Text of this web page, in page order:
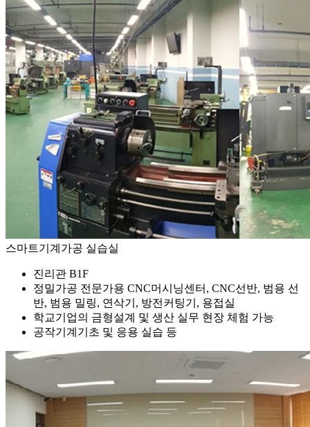
스마트기계가공 실습실
진리관 B1F
정밀가공 전문가용 CNC머시닝센터, CNC선반, 범용 선
반, 범용 밀링, 연삭기, 방전커팅기, 용접실
학교기업의 금형설계 및 생산 실무 현장 체험 가능
공작기계기초 및 응용 실습 등